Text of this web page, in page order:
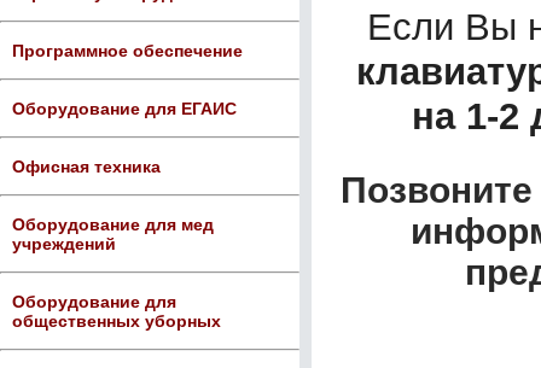
Программное обеспечение
Оборудование для ЕГАИС
Офисная техника
Оборудование для мед
учреждений
Оборудование для
общественных уборных
Если Вы
на 1-2